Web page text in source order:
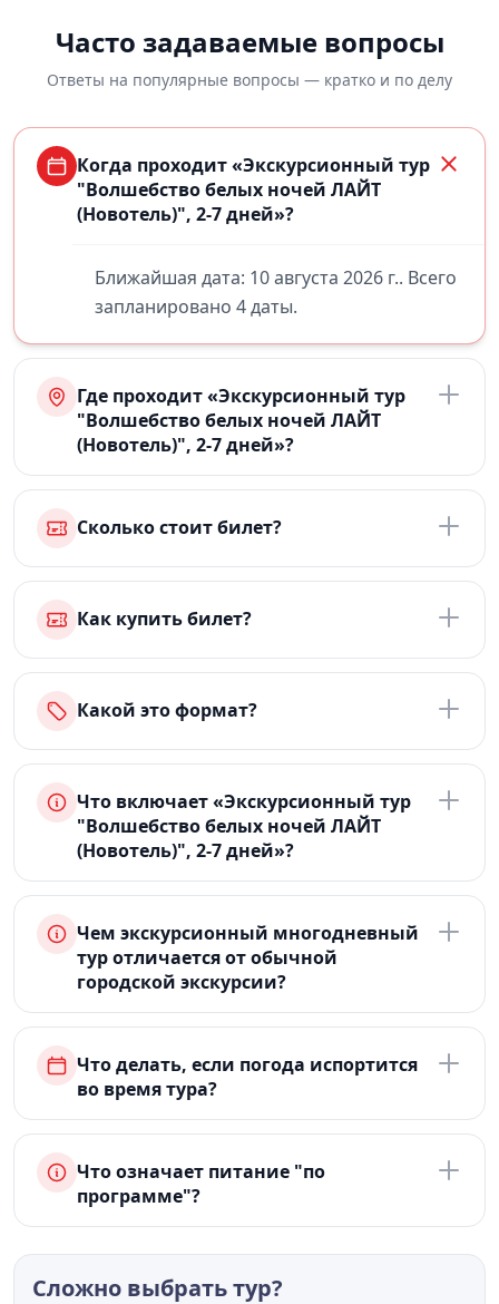
Часто задаваемые вопросы
Ответы на популярные вопросы — кратко и по делу
Когда проходит «Экскурсионный тур
"Волшебство белых ночей ЛАЙТ
(Новотель)", 2-7 дней»?
Ближайшая дата: 10 августа 2026 г.. Всего
запланировано 4 даты.
Где проходит «Экскурсионный тур
"Волшебство белых ночей ЛАЙТ
(Новотель)", 2-7 дней»?
Сколько стоит билет?
Как купить билет?
Какой это формат?
Что включает «Экскурсионный тур
"Волшебство белых ночей ЛАЙТ
(Новотель)", 2-7 дней»?
Чем экскурсионный многодневный
тур отличается от обычной
городской экскурсии?
Что делать, если погода испортится
во время тура?
Что означает питание "по
программе"?
Сложно выбрать тур?